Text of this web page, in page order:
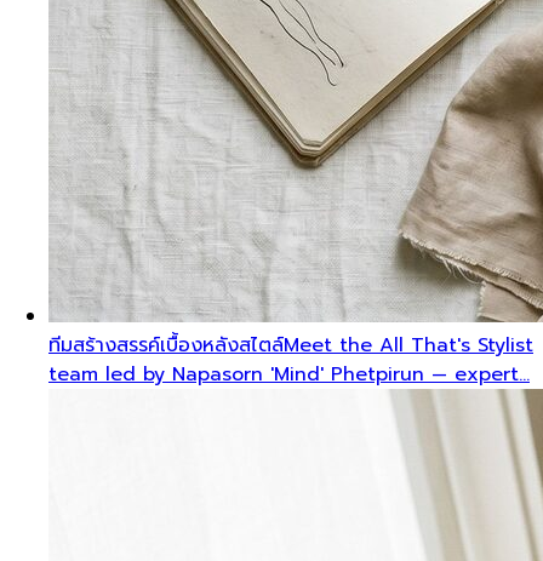
ทีมสร้างสรรค์เบื้องหลังสไตล์Meet the All That's Stylist
team led by Napasorn 'Mind' Phetpirun — expert…